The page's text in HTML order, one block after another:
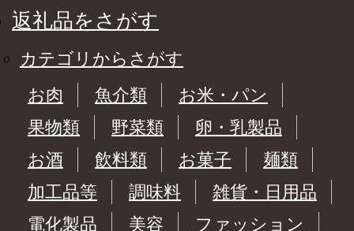
返礼品をさがす
カテゴリからさがす
お肉
魚介類
お米・パン
果物類
野菜類
卵・乳製品
お酒
飲料類 お菓子
麺類
加工品等
調味料
雑貨・日用品
電化製品
美容
ファッション